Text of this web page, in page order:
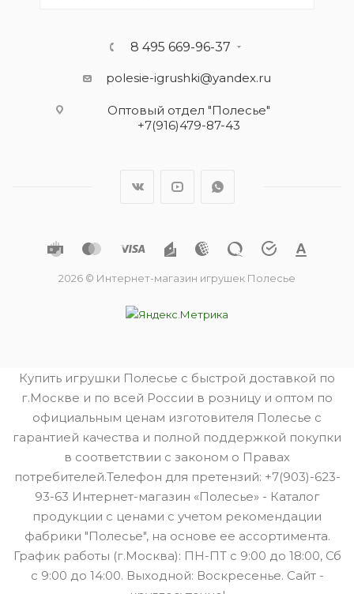
8 495 669-96-37
polesie-igrushki@yandex.ru
Оптовый отдел "Полесье"
+7(916)479-87-43
2026 © Интернет-магазин игрушек Полесье
Купить игрушки Полесье с быстрой доставкой по
г.Москве и по всей России в розницу и оптом по
официальным ценам изготовителя Полесье с
гарантией качества и полной поддержкой покупки
в соответствии с законом о Правах
потребителей.Телефон для претензий: +7(903)-623-
93-63 Интернет-магазин «Полесье» - Каталог
продукции с ценами с учетом рекомендации
фабрики "Полесье", на основе ее ассортимента.
График работы (г.Москва): ПН-ПТ с 9:00 до 18:00, Сб
с 9:00 до 14:00. Выходной: Воскресенье. Сайт -